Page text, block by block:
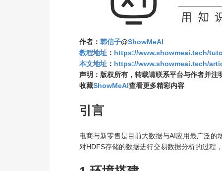
作者： 韩信子@ShowMeAI
教程地址 ： https://www.showmeai.tech/
本文地址 ： https://www.showmeai.tech/
声明：版权所有，转载请联系平台与作者并注
收藏ShowMeAI查看更多精彩内容
引言
电商与新零售是目前大数据与AI应用最广泛
对HDFS存储的数据进行交易数据分析的过程